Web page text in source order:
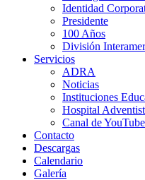
Identidad
Presidente
100 Años
División
Servicios
ADRA
Noticias
Instituciones
Hospital
Canal de YouTube
Contacto
Descargas
Calendario
Galería